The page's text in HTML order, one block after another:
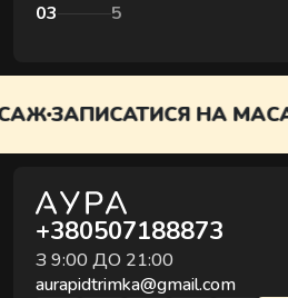
03 5
ЗАПИСАТИСЯ НА МАСАЖ
+380507188873
З 9:00 ДО 21:00
aurapidtrimka@gmail.com